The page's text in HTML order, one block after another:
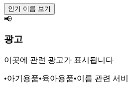
인기 이름 보기
📢
광고
이곳에 관련 광고가 표시됩니다
•아기용품•육아용품•이름 관련 서